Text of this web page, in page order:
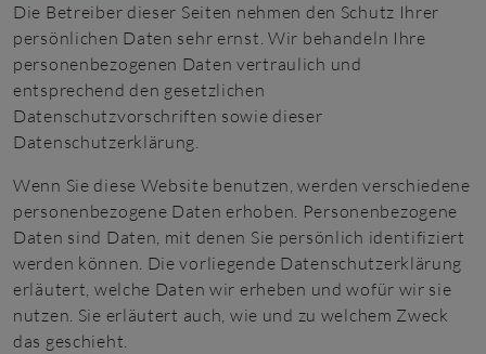
Die Betreiber dieser Seiten nehmen den Schutz Ihrer
persönlichen Daten sehr ernst. Wir behandeln Ihre
personenbezogenen Daten vertraulich und
entsprechend den gesetzlichen
Datenschutzvorschriften sowie dieser
Datenschutzerklärung.
Wenn Sie diese Website benutzen, werden verschiedene
personenbezogene Daten erhoben. Personenbezogene
Daten sind Daten, mit denen Sie persönlich identifiziert
werden können. Die vorliegende Datenschutzerklärung
erläutert, welche Daten wir erheben und wofür wir sie
nutzen. Sie erläutert auch, wie und zu welchem Zweck
das geschieht.